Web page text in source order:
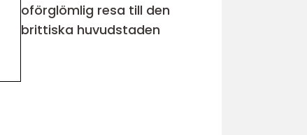
oförglömlig resa till den
brittiska huvudstaden